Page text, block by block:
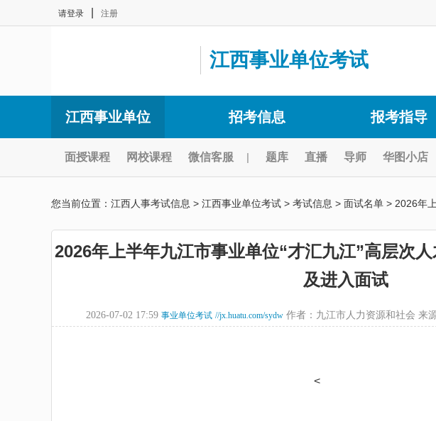
请登录 注册
江西事业单位考试
江西事业单位 招考信息 报考指导
面授课程 网校课程 微信客服 | 题库 直播 导师 华图小店
您当前位置： 江西人事考试信息 > 江西事业单位考试 > 考试信息 > 面试名单 > 2026年
2026年上半年九江市事业单位“才汇九江”高层次
及进入面试
2026-07-02 17:59 事业单位考试 //jx.huatu.com/sydw作者：九江市人力资源和社会 来
<